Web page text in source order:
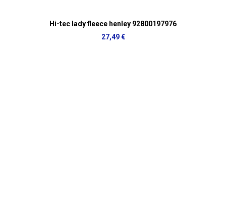
Hi-tec lady fleece henley 92800197976
27,49 €